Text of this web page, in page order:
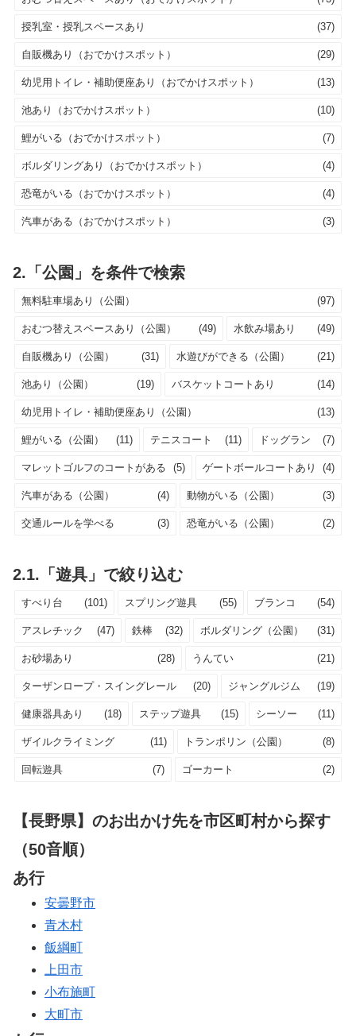
授乳室・授乳スペースあり (37)
自販機あり（おでかけスポット） (29)
幼児用トイレ・補助便座あり（おでかけスポット） (13)
池あり（おでかけスポット） (10)
鯉がいる（おでかけスポット） (7)
ボルダリングあり（おでかけスポット） (4)
恐竜がいる（おでかけスポット） (4)
汽車がある（おでかけスポット） (3)
2.「公園」を条件で検索
無料駐車場あり（公園） (97)
おむつ替えスペースあり（公園） (49) 水飲み場あり (49)
自販機あり（公園） (31) 水遊びができる（公園） (21)
池あり（公園） (19) バスケットコートあり (14)
幼児用トイレ・補助便座あり（公園） (13)
鯉がいる（公園） (11) テニスコート (11) ドッグラン (7)
マレットゴルフのコートがある (5) ゲートボールコートあり (4)
汽車がある（公園） (4) 動物がいる（公園） (3)
交通ルールを学べる (3) 恐竜がいる（公園） (2)
2.1.「遊具」で絞り込む
すべり台 (101) スプリング遊具 (55) ブランコ (54)
アスレチック (47) 鉄棒 (32) ボルダリング（公園） (31)
お砂場あり (28) うんてい (21)
ターザンロープ・スイングレール (20) ジャングルジム (19)
健康器具あり (18) ステップ遊具 (15) シーソー (11)
ザイルクライミング (11) トランポリン（公園） (8)
回転遊具 (7) ゴーカート (2)
【長野県】のお出かけ先を市区町村から探す
（50音順）
あ行
安曇野市
青木村
飯綱町
上田市
小布施町
大町市